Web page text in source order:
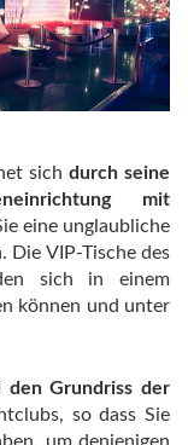
sich durch seine
mit
eine unglaubliche
Die VIP-Tische des
sich in einem
können und unter
Grundriss der
so dass Sie